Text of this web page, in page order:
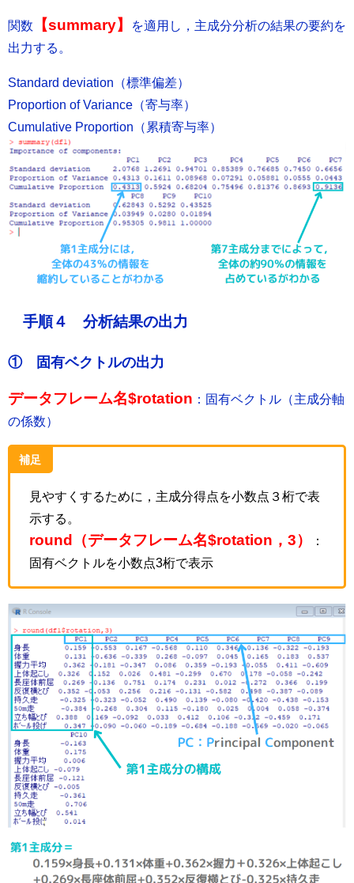
関数 【summary】
を適用し，主成分分析の結果の要約を
出力する。
Standard deviation（標準偏差）
Proportion of Variance（寄与率）
Cumulative Proportion（累積寄与率）
手順４ 分析結果の出力
① 固有ベクトルの出力
データフレーム名$rotation ：固有ベクトル（主成分軸
の係数）
補足
見やすくするために，主成分得点を小数点３桁で表
示する。
round（データフレーム名$rotation，3）
：
固有ベクトルを小数点3桁で表示